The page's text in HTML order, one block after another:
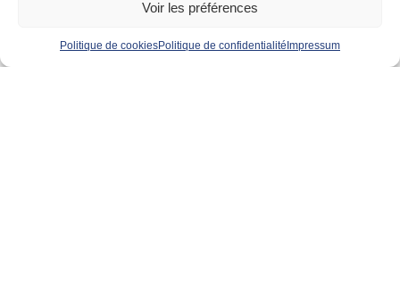
Voir les préférences
Politique de cookiesPolitique de confidentialité Impressum